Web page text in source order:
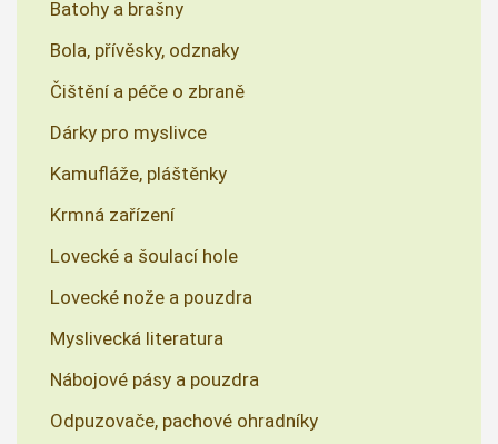
Batohy a brašny
Bola, přívěsky, odznaky
Čištění a péče o zbraně
Dárky pro myslivce
Kamufláže, pláštěnky
Krmná zařízení
Lovecké a šoulací hole
Lovecké nože a pouzdra
Myslivecká literatura
Nábojové pásy a pouzdra
Odpuzovače, pachové ohradníky